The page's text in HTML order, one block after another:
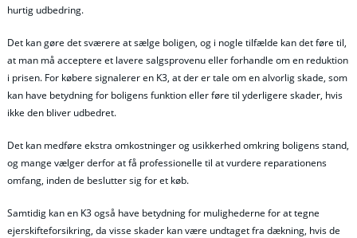
hurtig udbedring.
Det kan gøre det sværere at sælge boligen, og i nogle tilfælde kan det føre til,
at man må acceptere et lavere salgsprovenu eller forhandle om en reduktion
i prisen. For købere signalerer en K3, at der er tale om en alvorlig skade, som
kan have betydning for boligens funktion eller føre til yderligere skader, hvis
ikke den bliver udbedret.
Det kan medføre ekstra omkostninger og usikkerhed omkring boligens stand,
og mange vælger derfor at få professionelle til at vurdere reparationens
omfang, inden de beslutter sig for et køb.
Samtidig kan en K3 også have betydning for mulighederne for at tegne
ejerskifteforsikring, da visse skader kan være undtaget fra dækning, hvis de